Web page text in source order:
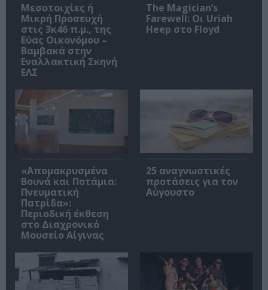
Μεσοτοιχίες ή
Μικρή Προσευχή
στις 3κ46 π.μ., της
Εύας Οικονόμου –
Βαμβακά στην
Εναλλακτική Σκηνή
ΕΛΣ
The Magician’s
Farewell: Οι Uriah
Heep στο Floyd
«Απομακρυσμένα
Βουνά και Ποτάμια:
Πνευματική
Πατρίδα»:
Περιοδική έκθεση
στο Διαχρονικό
Μουσείο Αίγινας
25 αναγνωστικές
προτάσεις για τον
Αύγουστο